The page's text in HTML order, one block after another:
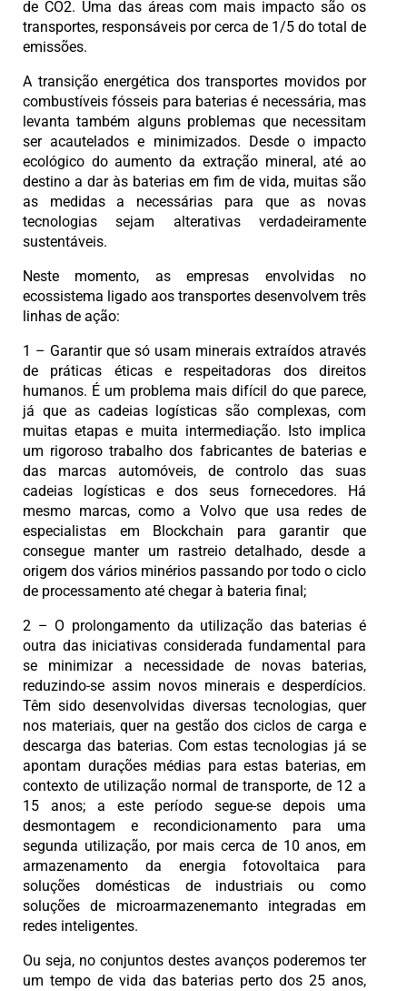
de CO2. Uma das áreas com mais impacto são os
transportes, responsáveis por cerca de 1/5 do total de
emissões.
A transição energética dos transportes movidos por
combustíveis fósseis para baterias é necessária, mas
levanta também alguns problemas que necessitam
ser acautelados e minimizados. Desde o impacto
ecológico do aumento da extração mineral, até ao
destino a dar às baterias em fim de vida, muitas são
as medidas a necessárias para que as novas
tecnologias sejam alterativas verdadeiramente
sustentáveis.
Neste momento, as empresas envolvidas no
ecossistema ligado aos transportes desenvolvem três
linhas de ação:
1 – Garantir que só usam minerais extraídos através
de práticas éticas e respeitadoras dos direitos
humanos. É um problema mais difícil do que parece,
já que as cadeias logísticas são complexas, com
muitas etapas e muita intermediação. Isto implica
um rigoroso trabalho dos fabricantes de baterias e
das marcas automóveis, de controlo das suas
cadeias logísticas e dos seus fornecedores. Há
mesmo marcas, como a Volvo que usa redes de
especialistas em Blockchain para garantir que
consegue manter um rastreio detalhado, desde a
origem dos vários minérios passando por todo o ciclo
de processamento até chegar à bateria final;
2 – O prolongamento da utilização das baterias é
outra das iniciativas considerada fundamental para
se minimizar a necessidade de novas baterias,
reduzindo-se assim novos minerais e desperdícios.
Têm sido desenvolvidas diversas tecnologias, quer
nos materiais, quer na gestão dos ciclos de carga e
descarga das baterias. Com estas tecnologias já se
apontam durações médias para estas baterias, em
contexto de utilização normal de transporte, de 12 a
15 anos; a este período segue-se depois uma
desmontagem e recondicionamento para uma
segunda utilização, por mais cerca de 10 anos, em
armazenamento da energia fotovoltaica para
soluções domésticas de industriais ou como
soluções de microarmazenemanto integradas em
redes inteligentes.
Ou seja, no conjuntos destes avanços poderemos ter
um tempo de vida das baterias perto dos 25 anos,